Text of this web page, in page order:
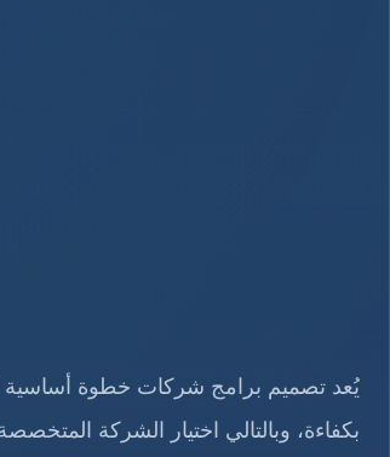
يُعد تصميم برامج شركات خطوة أساسية
بكفاءة، وبالتالي اختيار الشركة